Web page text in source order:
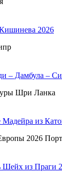
2026
– Дамбула –
Шри Ланка
Мадейра из
2026
из Праги